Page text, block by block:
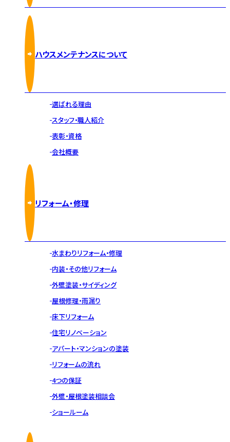
ハウスメンテナンスについて
選ばれる理由
スタッフ・職人紹介
表彰・資格
会社概要
リフォーム・修理
水まわりリフォーム・修理
内装・その他リフォーム
外壁塗装・サイディング
屋根修理・雨漏り
床下リフォーム
住宅リノベーション
アパート・マンションの塗装
リフォームの流れ
4つの保証
外壁・屋根塗装相談会
ショールーム